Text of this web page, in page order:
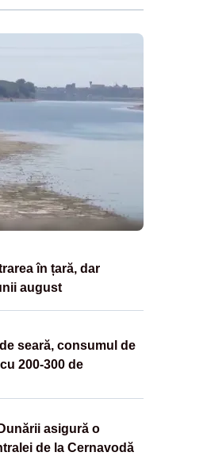
în țară, dar
august
seară, consumul de
200-300 de
asigură o
de la Cernavodă